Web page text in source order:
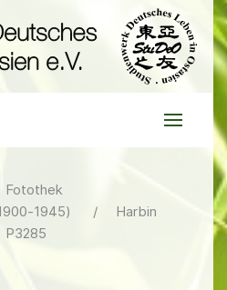
Fotothek
1945)
Harbin
P3285